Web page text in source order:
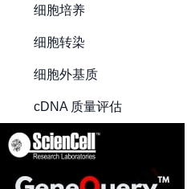
细胞培养
细胞转染
细胞外基质
cDNA 质量评估